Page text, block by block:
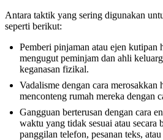
Antara taktik yang sering digunakan
seperti berikut:
Pemberi pinjaman atau ejen kutipan
mengugut peminjam dan ahli
keganasan fizikal.
Vadalisme dengan cara merosakkan
menconteng rumah mereka dengan
Gangguan berterusan dengan cara
waktu yang tidak sesuai atau secara
panggilan telefon, pesanan teks,